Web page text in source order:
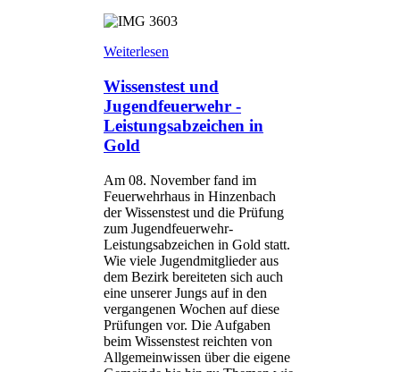
Weiterlesen
Wissenstest und
Jugendfeuerwehr -
Leistungsabzeichen in
Gold
Am 08. November fand im
Feuerwehrhaus in Hinzenbach
der Wissenstest und die Prüfung
zum Jugendfeuerwehr-
Leistungsabzeichen in Gold statt.
Wie viele Jugendmitglieder aus
dem Bezirk bereiteten sich auch
eine unserer Jungs auf in den
vergangenen Wochen auf diese
Prüfungen vor. Die Aufgaben
beim Wissenstest reichten von
Allgemeinwissen über die eigene